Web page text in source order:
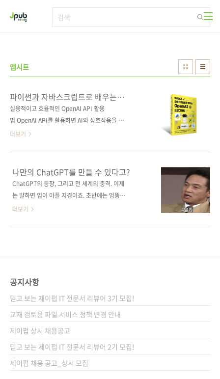
앱시트
파이썬과 자바스크립트로 배우는
OpenAI 프로그래밍
실용적이고 효율적인 OpenAI API 활용
법 OpenAI API를 활용하면 AI와 상호작용을 하
면서 원하는 용도에 특화된 AI 봇을 만들 수 있으
개념을 알아본 후 원하는 결과를 도출하는 프롬
프트 작성법, DALL-E를 통한 이미지 생성법, 제
품 데이터를 활용한 AI 모델 제작 방법 등을 파이
랫폼 및 노코드 툴 사용법은 물론 다양한 개발 환
경에서 API를 사용하는 방법도 알려준다. AI가
더보기
나만의 ChatGPT를 만들 수 있다고?
ChatGPT의 등장, 그리고 전 세계의 충격. 이제
는 말하면 입이 아플 지경이죠. 초반에는 엉뚱한
대답을 많이 해서 놀림을 받기도 했지만 지금은
색의 점유율을 보면, 순위에 든 생성형 AI는
색을 앞지르는 날이 생각보다 빨리 오지 않을까
하는 생각도 듭니다.AI를 우리 일상, 업무, 교육
등의 분야에서 어떻게 활용할 것인지가 활발하
게 논의되고 있는 요즘, ChatGPT 개발사인 오
픈AI는 OpenAI API를 공개했습니다..
더보기
공지사항
믿고 보는 제이펍 IT 전문서 리뷰어 3기 모집!
교재 검토용 파일 서비스 정책 변경 안내
제이펍 상시 채용공고
믿고 보는 제이펍 IT 전문서 리뷰어 2기 모집!
제이펍 채용 공고_상시 모집